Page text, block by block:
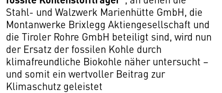
Stahl- und Walzwerk Marienhütte GmbH, die
Montanwerke Brixlegg Aktiengesellschaft und
die Tiroler Rohre GmbH beteiligt sind, wird nun
der Ersatz der fossilen Kohle durch
klimafreundliche Biokohle näher untersucht −
und somit ein wertvoller Beitrag zur
Klimaschutz geleistet